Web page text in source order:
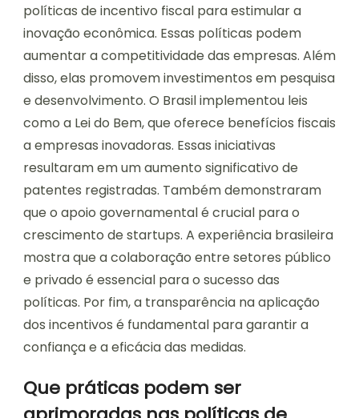
políticas de incentivo fiscal para estimular a
inovação econômica. Essas políticas podem
aumentar a competitividade das empresas. Além
disso, elas promovem investimentos em pesquisa
e desenvolvimento. O Brasil implementou leis
como a Lei do Bem, que oferece benefícios fiscais
a empresas inovadoras. Essas iniciativas
resultaram em um aumento significativo de
patentes registradas. Também demonstraram
que o apoio governamental é crucial para o
crescimento de startups. A experiência brasileira
mostra que a colaboração entre setores público
e privado é essencial para o sucesso das
políticas. Por fim, a transparência na aplicação
dos incentivos é fundamental para garantir a
confiança e a eficácia das medidas.
Que práticas podem ser